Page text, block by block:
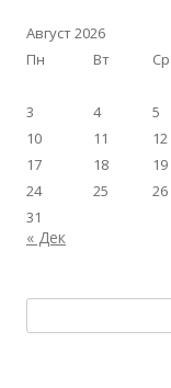
Август 2026
Пн
Вт Ср
3
4 5
10
11 12
17
18 19
24
25 26
31
« Дек